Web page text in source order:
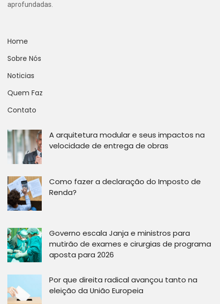
aprofundadas.
Home
Sobre Nós
Noticias
Quem Faz
Contato
A arquitetura modular e seus impactos na
velocidade de entrega de obras
Como fazer a declaração do Imposto de
Renda?
Governo escala Janja e ministros para
mutirão de exames e cirurgias de programa
aposta para 2026
Por que direita radical avançou tanto na
eleição da União Europeia